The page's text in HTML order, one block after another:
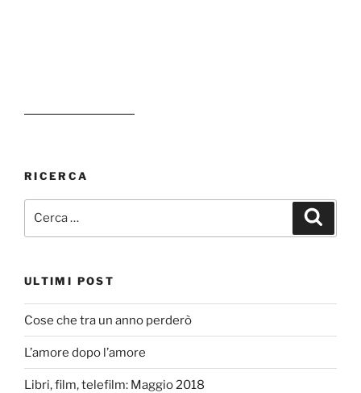
RICERCA
ULTIMI POST
Cose che tra un anno perderò
L’amore dopo l’amore
Libri, film, telefilm: Maggio 2018